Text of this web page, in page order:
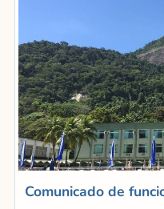
Comunicado de